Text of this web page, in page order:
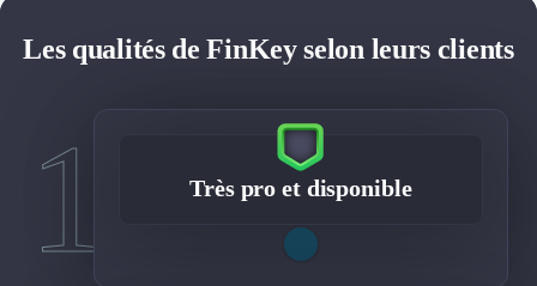
Les qualités de FinKey selon leurs clients
1 Très pro et disponible